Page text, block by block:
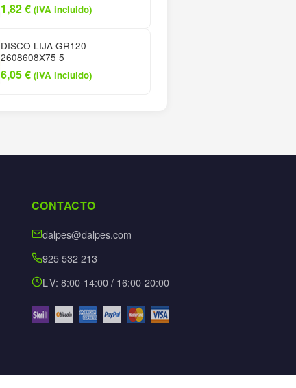
1,82€ (IVA incluido)
DISCO LIJA GR120
2608608X75 5
6,05€ (IVA incluido)
CONTACTO
dalpes@dalpes.com
925 532 213
L-V: 8:00-14:00 / 16:00-20:00